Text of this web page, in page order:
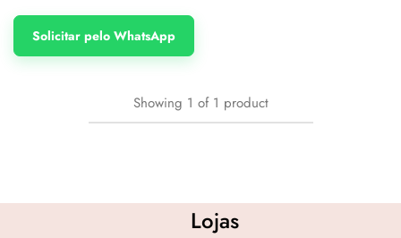
Solicitar pelo WhatsApp
Showing 1 of 1 product
Lojas